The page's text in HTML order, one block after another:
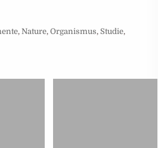
, Nature, Organismus, Studie,